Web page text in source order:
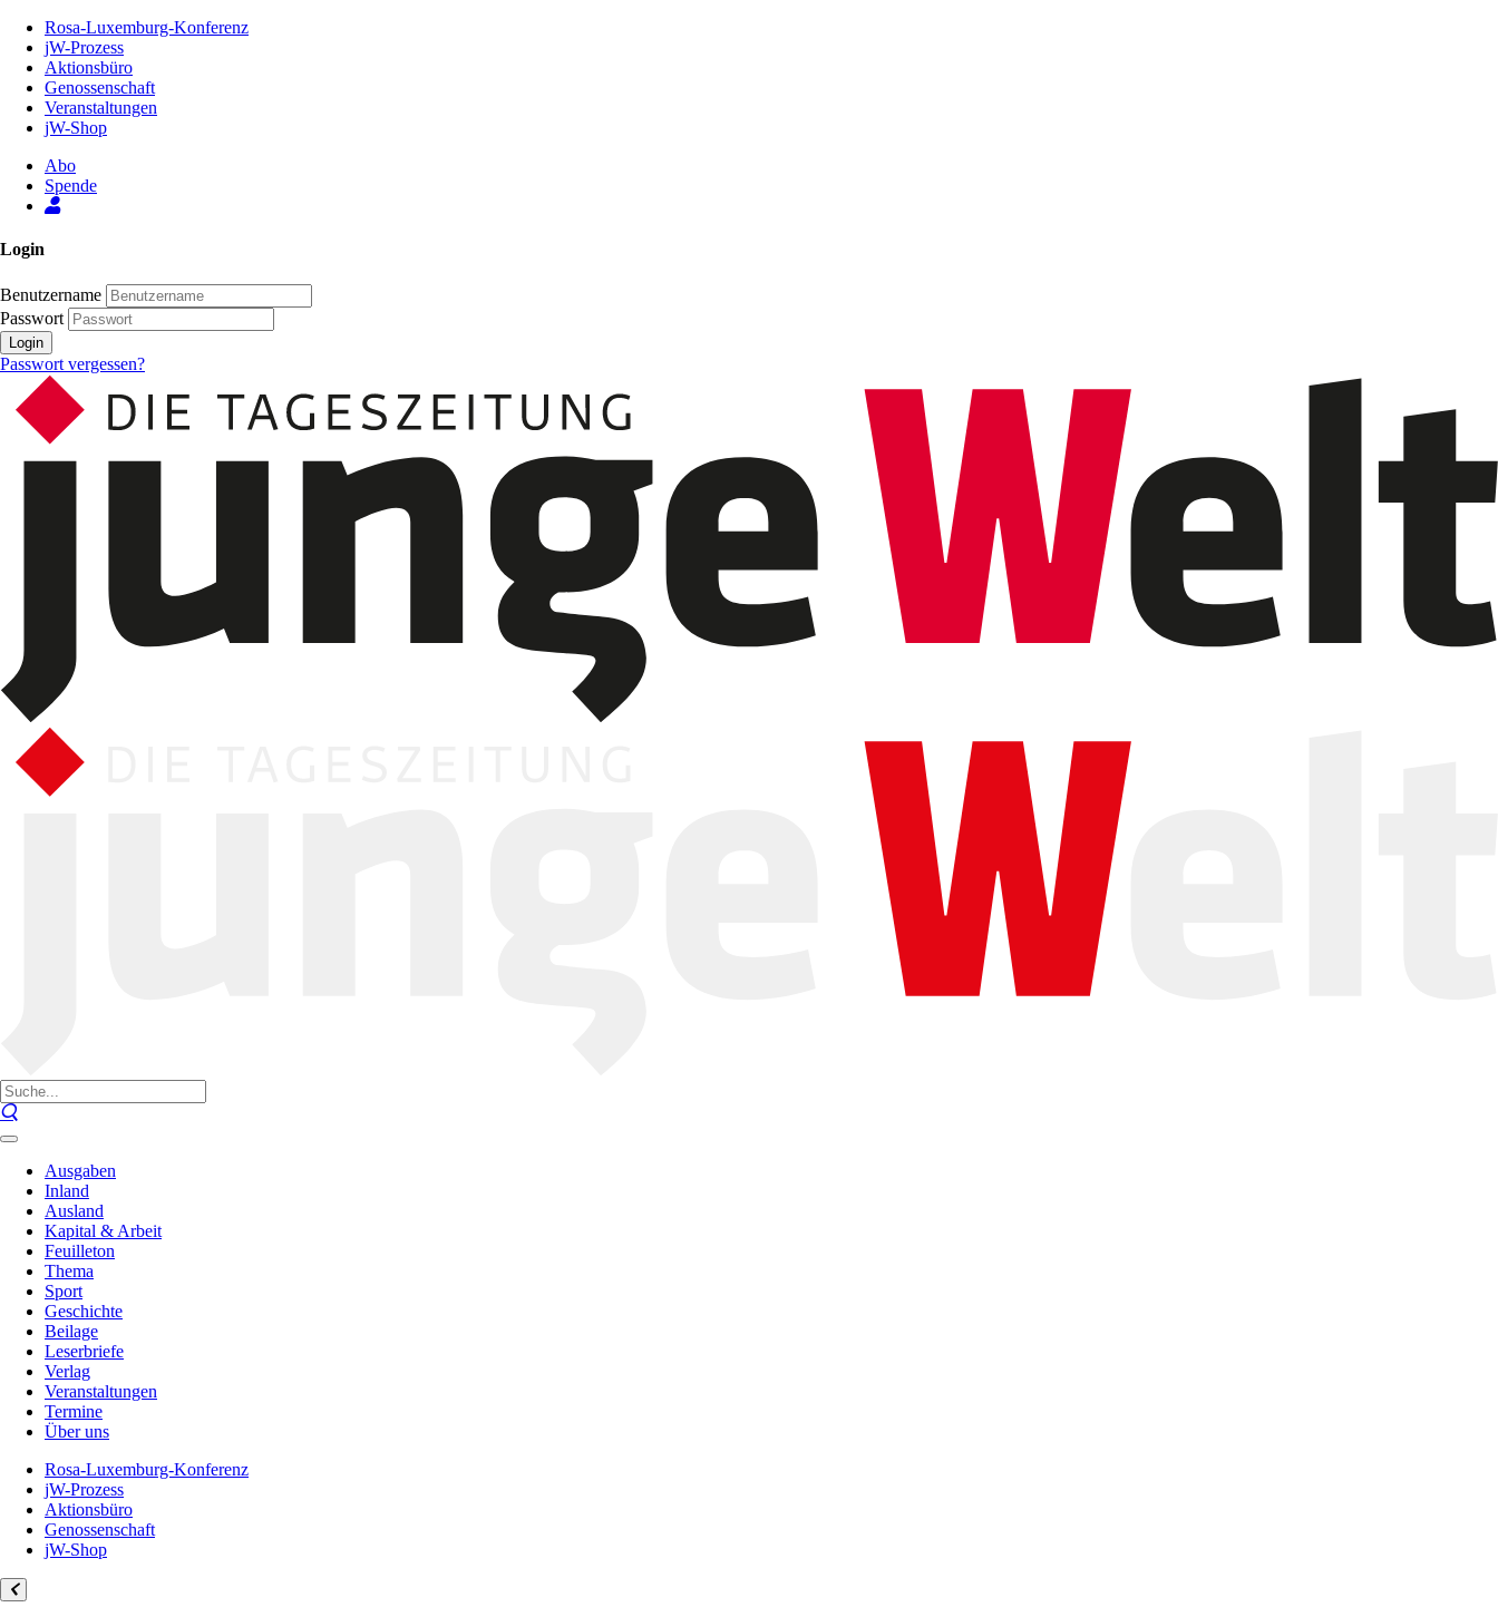
Inhalt
Seite
Rosa-Luxemburg-Konferenz
jW-Prozess
Aktionsbüro
Genossenschaft
Veranstaltungen
jW-Shop
Abo
Spende
Login
Benutzername
Passwort
Login
Passwort vergessen?
Ausgaben
Inland
Ausland
Kapital & Arbeit
Feuilleton
Thema
Sport
Geschichte
Beilage
Leserbriefe
Verlag
Veranstaltungen
Termine
Über uns
Rosa-Luxemburg-Konferenz
jW-Prozess
Aktionsbüro
Genossenschaft
jW-Shop